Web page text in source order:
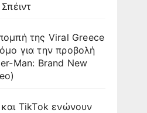
της Viral Greece
για την προβολή
Man: Brand New
TikTok ενώνουν